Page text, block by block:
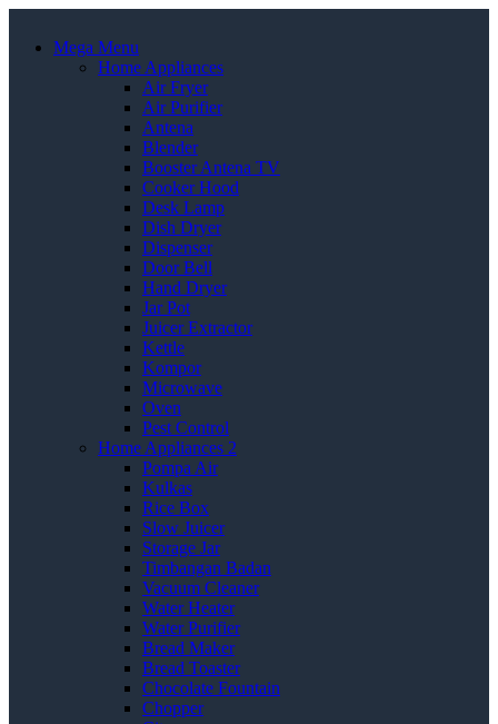
Mega Menu
Home Appliances
Air Fryer
Air Purifier
Antena
Blender
Booster Antena TV
Cooker Hood
Desk Lamp
Dish Dryer
Dispenser
Door Bell
Hand Dryer
Jar Pot
Juicer Extractor
Kettle
Kompor
Microwave
Oven
Pest Control
Home Appliances 2
Pompa Air
Kulkas
Rice Box
Slow Juicer
Storage Jar
Timbangan Badan
Vacuum Cleaner
Water Heater
Water Purifier
Bread Maker
Bread Toaster
Chocolate Fountain
Chopper